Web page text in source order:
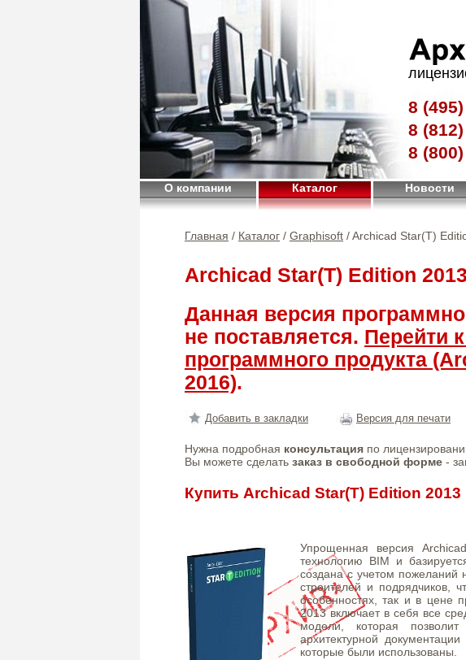
8 (495)
8 (812)
8 (800)
О компании Каталог Новости
Главная / Каталог / Graphisoft / Archicad Star(T)
Archicad Star(T) Edition 2013
Данная версия
не поставляется. Перейти
программного продукта
2016).
Добавить в закладки Версия для печати
Нужна подробная консультация по
Вы можете сделать заказ в свободной форме -
Купить Archicad Star(T) Edition 2013
Упрощенная версия
технологию BIM и
создана с учетом пожеланий
строителей и подрядчиков,
особенностях, так и в цене
2013 включает в себя все
модели, которая
архитектурной
которые были использованы.